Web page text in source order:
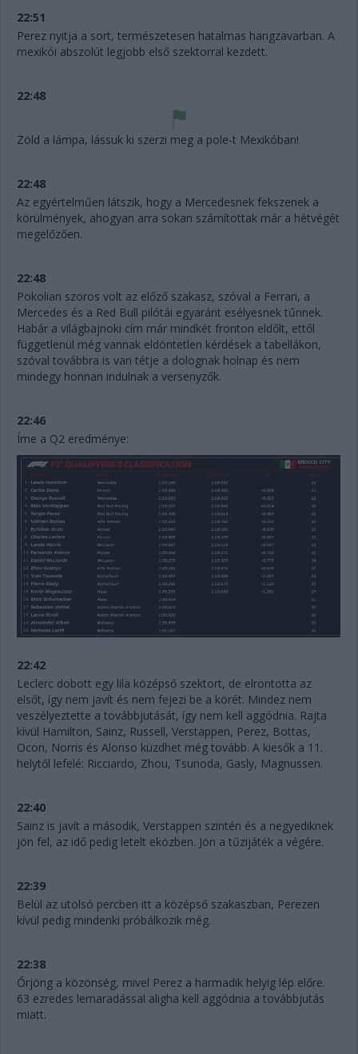
22:51
Perez nyitja a sort, természetesen hatalmas hangzavarban. A
mexikói abszolút legjobb első szektorral kezdett.
22:48
Zöld a lámpa, lássuk ki szerzi meg a pole-t Mexikóban!
22:48
Az egyértelműen látszik, hogy a Mercedesnek fekszenek a
körülmények, ahogyan arra sokan számítottak már a hétvégét
megelőzően.
22:48
Pokolian szoros volt az előző szakasz, szóval a Ferrari, a
Mercedes és a Red Bull pilótái egyaránt esélyesnek tűnnek.
Habár a világbajnoki cím már mindkét fronton eldőlt, ettől
függetlenül még vannak eldöntetlen kérdések a tabellákon,
szóval továbbra is van tétje a dolognak holnap és nem
mindegy honnan indulnak a versenyzők.
22:46
Íme a Q2 eredménye:
22:42
Leclerc dobott egy lila középső szektort, de elrontotta az
elsőt, így nem javít és nem fejezi be a körét. Mindez nem
veszélyeztette a továbbjutását, így nem kell aggódnia. Rajta
kívül Hamilton, Sainz, Russell, Verstappen, Perez, Bottas,
Ocon, Norris és Alonso küzdhet még tovább. A kiesők a 11.
helytől lefelé: Ricciardo, Zhou, Tsunoda, Gasly, Magnussen.
22:40
Sainz is javít a második, Verstappen szintén és a negyediknek
jön fel, az idő pedig letelt eközben. Jön a tűzijáték a végére.
22:39
Belül az utolsó percben itt a középső szakaszban, Perezen
kívül pedig mindenki próbálkozik még.
22:38
Őrjöng a közönség, mivel Perez a harmadik helyig lép előre.
63 ezredes lemaradással aligha kell aggódnia a továbbjutás
miatt.